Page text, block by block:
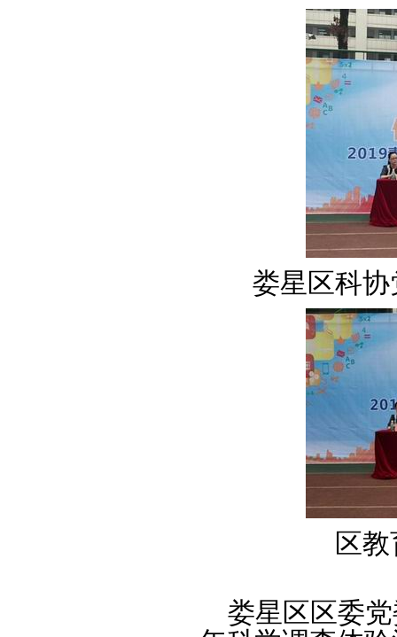
娄星区科
区
娄星区区委党